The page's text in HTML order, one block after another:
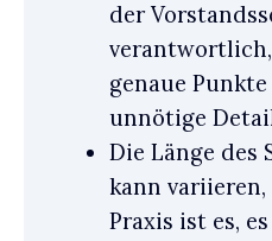
der
genaue
unnötige
Die Länge des
kann variieren,
Praxis ist es,